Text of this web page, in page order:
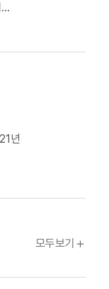
Ch.
모두보기